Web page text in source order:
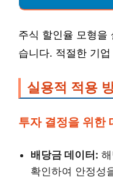
주식 할인율 모형을
습니다. 적절한 기
실용적 적용
투자 결정을 위한
배당금 데이터:
확인하여 안정성